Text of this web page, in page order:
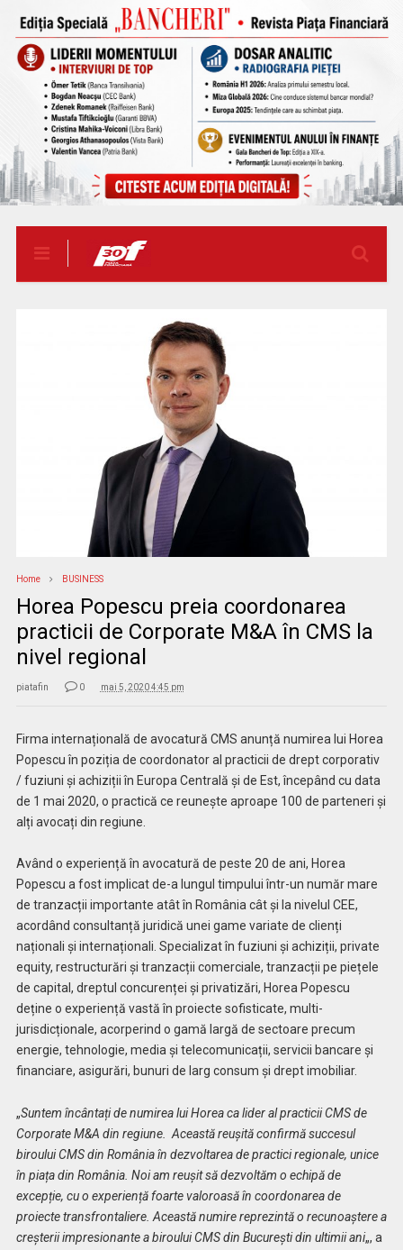
Home BUSINESS
Horea Popescu preia coordonarea
practicii de Corporate M&A în CMS la
nivel regional
piatafin 0 mai 5, 2020 4:45 pm
Firma internațională de avocatură CMS anunță numirea lui Horea
Popescu în poziția de coordonator al practicii de drept corporativ
/ fuziuni și achiziții în Europa Centrală și de Est, începând cu data
de 1 mai 2020, o practică ce reunește aproape 100 de parteneri și
alți avocați din regiune.
Având o experiență în avocatură de peste 20 de ani, Horea
Popescu a fost implicat de-a lungul timpului într-un număr mare
de tranzacții importante atât în România cât și la nivelul CEE,
acordând consultanță juridică unei game variate de clienți
naționali și internaționali. Specializat în fuziuni și achiziții, private
equity, restructurări și tranzacții comerciale, tranzacții pe piețele
de capital, dreptul concurenței și privatizări, Horea Popescu
deține o experiență vastă în proiecte sofisticate, multi-
jurisdicționale, acorperind o gamă largă de sectoare precum
energie, tehnologie, media și telecomunicații, servicii bancare și
financiare, asigurări, bunuri de larg consum și drept imobiliar.
„Suntem încântați de numirea lui Horea ca lider al practicii CMS de
Corporate M&A din regiune. Această reușită confirmă succesul
biroului CMS din România în dezvoltarea de practici regionale, unice
în piața din România. Noi am reușit să dezvoltăm o echipă de
excepție, cu o experiență foarte valoroasă în coordonarea de
proiecte transfrontaliere. Această numire reprezintă o recunoaștere a
creșterii impresionante a biroului CMS din București din ultimii ani„, a